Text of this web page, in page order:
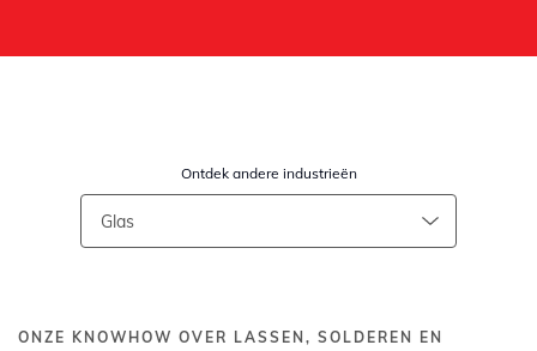
Ontdek andere industrieën
ONZE KNOWHOW OVER LASSEN, SOLDEREN EN